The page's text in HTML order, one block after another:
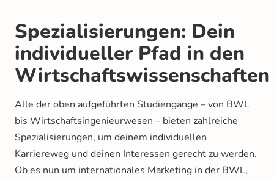
Spezialisierungen: Dein
individueller Pfad in den
Wirtschaftswissenschaften
Alle der oben aufgeführten Studiengänge – von BWL
bis Wirtschaftsingenieurwesen – bieten zahlreiche
Spezialisierungen, um deinem individuellen
Karriereweg und deinen Interessen gerecht zu werden.
Ob es nun um internationales Marketing in der BWL,